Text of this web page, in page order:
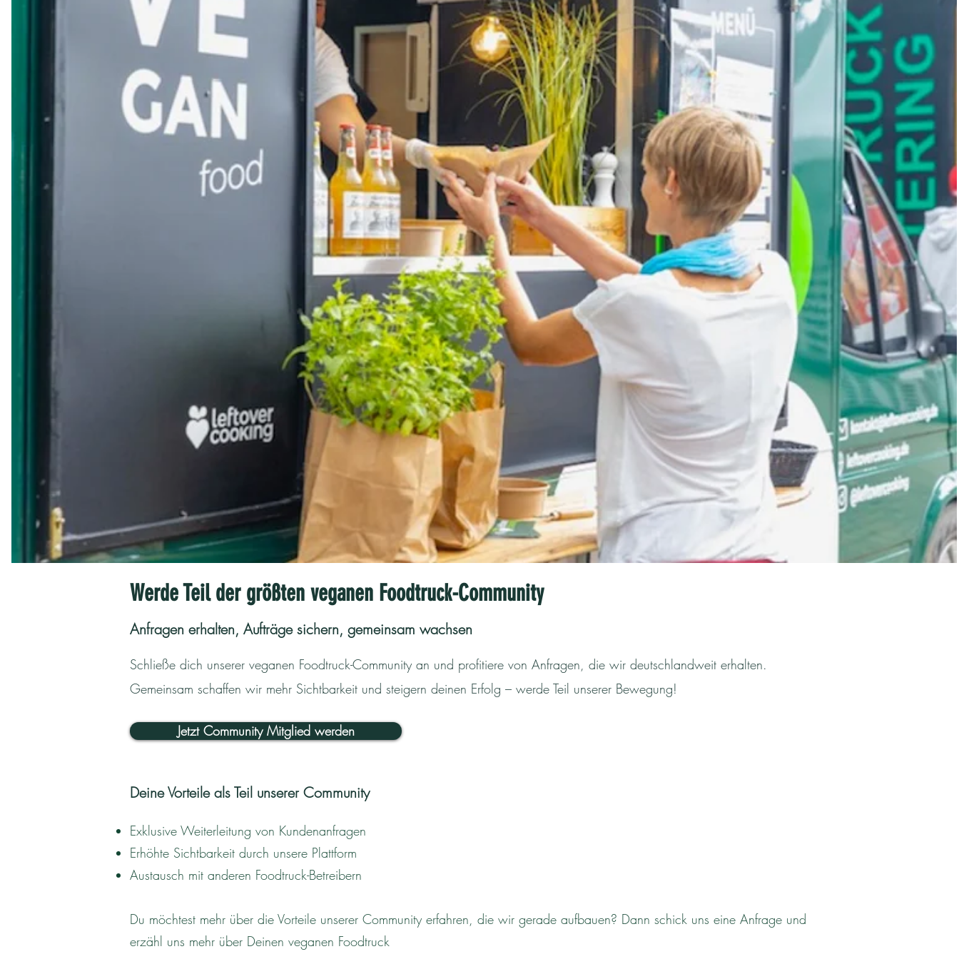
Werde Teil der größten veganen Foodtruck-Community
Anfragen erhalten, Aufträge sichern, gemeinsam wachsen
Schließe dich unserer veganen Foodtruck-Community an und profitiere von Anfragen, die wir deutschlandweit erhalten.
Gemeinsam schaffen wir mehr Sichtbarkeit und steigern deinen Erfolg – werde Teil unserer Bewegung!
Jetzt Community Mitglied werden
Deine Vorteile als Teil unserer Community
Exklusive Weiterleitung von Kundenanfragen
Erhöhte Sichtbarkeit durch unsere Plattform
Austausch mit anderen Foodtruck-Betreibern
Du möchtest mehr über die Vorteile unserer Community erfahren, die wir gerade aufbauen? Dann schick uns eine Anfrage und
erzähl uns mehr über Deinen veganen Foodtruck